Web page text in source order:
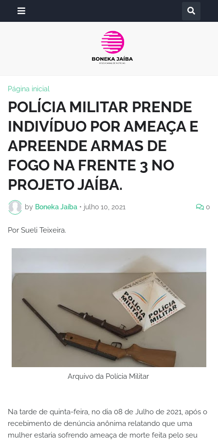
Página inicial
POLÍCIA MILITAR PRENDE
INDIVÍDUO POR AMEAÇA E
APREENDE ARMAS DE
FOGO NA FRENTE 3 NO
PROJETO JAÍBA.
by Boneka Jaíba • julho 10, 2021 0
Por Sueli Teixeira.
Arquivo da Polícia Militar
Na tarde de quinta-feira, no dia 08 de Julho de 2021, após o
recebimento de denúncia anônima relatando que uma
mulher estaria sofrendo ameaça de morte feita pelo seu